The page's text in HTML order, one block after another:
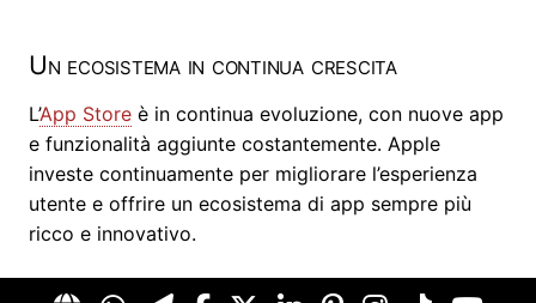
Un ecosistema in continua crescita
L’App Store è in continua evoluzione, con nuove app
e funzionalità aggiunte costantemente. Apple
investe continuamente per migliorare l’esperienza
utente e offrire un ecosistema di app sempre più
ricco e innovativo.